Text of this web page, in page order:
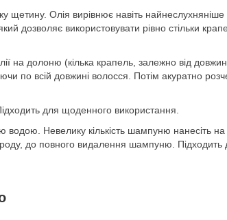
щетину. Олія вирівнює навіть найнеслухняніше
дозволяє використовувати рівно стільки
на долоню (кілька крапель, залежно від
по всій довжині волосся. Потім акуратно
для щоденного використання.
Невелику кількість шампуню нанесіть на
до повного видалення шампуню. Підходить